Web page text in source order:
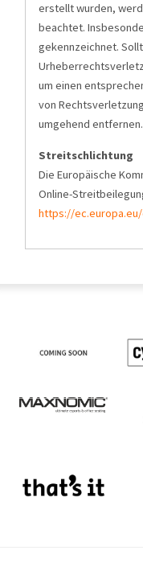
erstellt wurden,
beachtet.
gekennzeichnet.
um einen
von
umgehend entfernen.
Streitschlichtung
Die Europäische
Online-
https://